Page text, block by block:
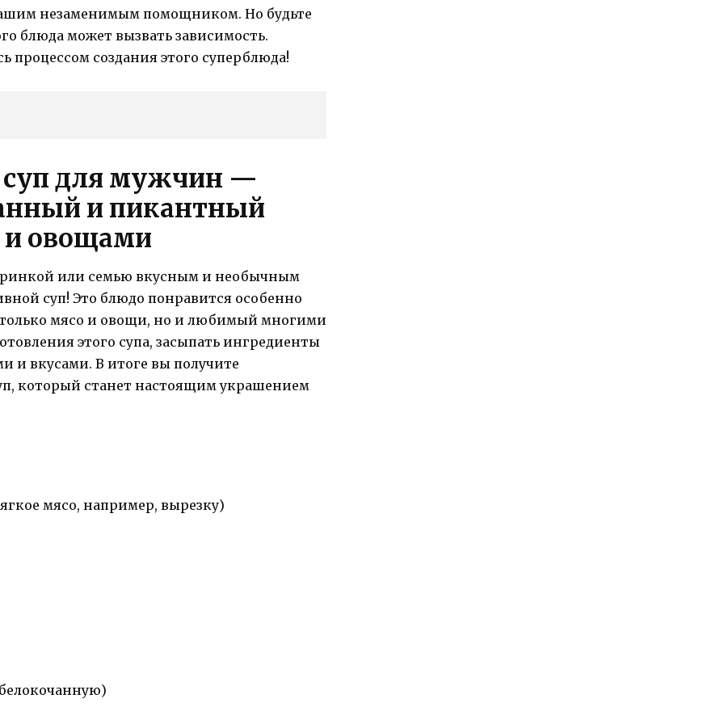
незаменимым помощником. Но будьте
блюда может вызвать зависимость.
процессом создания этого суперблюда!
суп для мужчин —
и пикантный
и овощами
или семью вкусным и необычным
суп! Это блюдо понравится особенно
только мясо и овощи, но и любимый многими
этого супа, засыпать ингредиенты
и вкусами. В итоге вы получите
который станет настоящим украшением
мясо, например, вырезку)